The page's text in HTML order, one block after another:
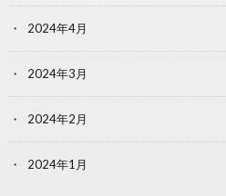
2024年4月
2024年3月
2024年2月
2024年1月